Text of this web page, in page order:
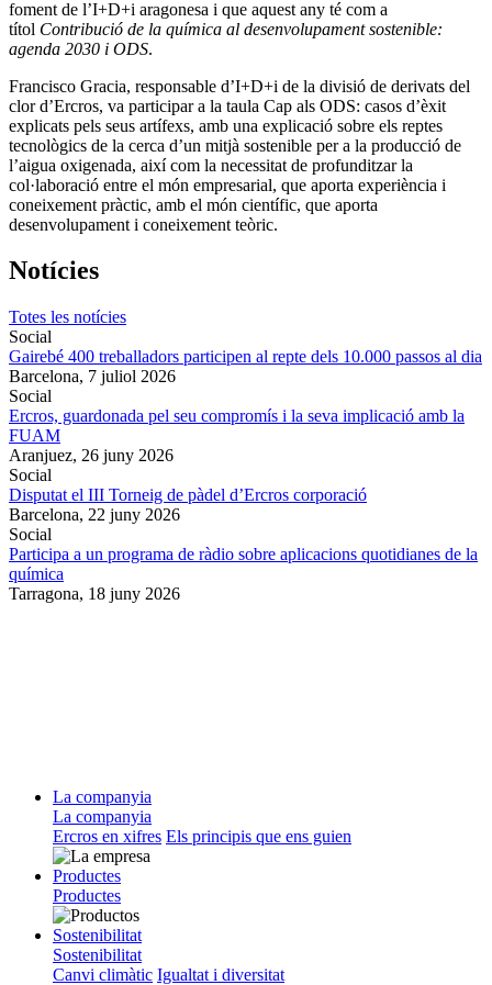
foment de l’I+D+i aragonesa i que aquest any té com a
títol Contribució de la química al desenvolupament sostenible:
agenda 2030 i ODS.
Francisco Gracia, responsable d’I+D+i de la divisió de derivats del
clor d’Ercros, va participar a la taula Cap als ODS: casos d’èxit
explicats pels seus artífexs, amb una explicació sobre els reptes
tecnològics de la cerca d’un mitjà sostenible per a la producció de
l’aigua oxigenada, així com la necessitat de profunditzar la
col·laboració entre el món empresarial, que aporta experiència i
coneixement pràctic, amb el món científic, que aporta
desenvolupament i coneixement teòric.
Notícies
Totes les notícies
Social
Gairebé 400 treballadors participen al repte dels 10.000 passos al dia
Barcelona, 7 juliol 2026
Social
Ercros, guardonada pel seu compromís i la seva implicació amb la
FUAM
Aranjuez, 26 juny 2026
Social
Disputat el III Torneig de pàdel d’Ercros corporació
Barcelona, 22 juny 2026
Social
Participa a un programa de ràdio sobre aplicacions quotidianes de la
química
Tarragona, 18 juny 2026
La companyia
La companyia
Ercros en xifres Els principis que ens guien
Productes
Productes
Sostenibilitat
Sostenibilitat
Canvi climàtic Igualtat i diversitat